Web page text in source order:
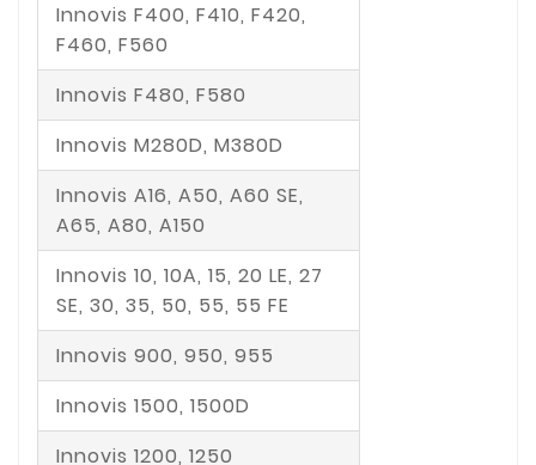
Innovis F400, F410, F420,
F460, F560
Innovis F480, F580
Innovis M280D, M380D
Innovis A16, A50, A60 SE,
A65, A80, A150
Innovis 10, 10A, 15, 20 LE, 27
SE, 30, 35, 50, 55, 55 FE
Innovis 900, 950, 955
Innovis 1500, 1500D
Innovis 1200, 1250